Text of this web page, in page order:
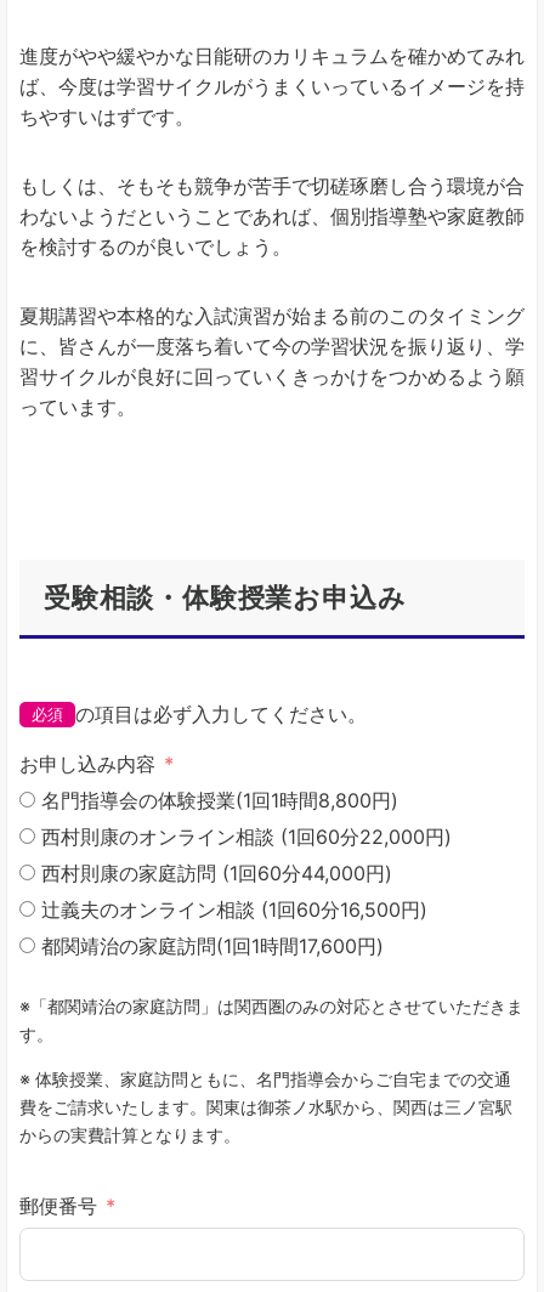
進度がやや緩やかな日能研のカリキュラムを確かめてみれ
ば、今度は学習サイクルがうまくいっているイメージを持
ちやすいはずです。
もしくは、そもそも競争が苦手で切磋琢磨し合う環境が合
わないようだということであれば、個別指導塾や家庭教師
を検討するのが良いでしょう。
夏期講習や本格的な入試演習が始まる前のこのタイミング
に、皆さんが一度落ち着いて今の学習状況を振り返り、学
習サイクルが良好に回っていくきっかけをつかめるよう願
っています。
受験相談・体験授業お申込み
必須 の項目は必ず入力してください。
お申し込み内容
名門指導会の体験授業(1回1時間8,800円)
西村則康のオンライン相談 (1回60分22,000円)
西村則康の家庭訪問 (1回60分44,000円)
辻義夫のオンライン相談 (1回60分16,500円)
都関靖治の家庭訪問(1回1時間17,600円)
※「都関靖治の家庭訪問」は関西圏のみの対応とさせていただきま
す。
※ 体験授業、家庭訪問ともに、名門指導会からご自宅までの交通
費をご請求いたします。関東は御茶ノ水駅から、関西は三ノ宮駅
からの実費計算となります。
郵便番号